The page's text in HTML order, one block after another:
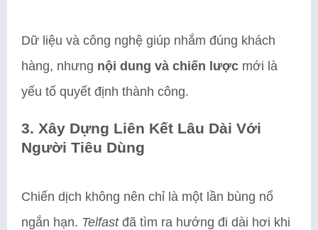
Dữ liệu và công nghệ giúp nhắm đúng khách
hàng, nhưng nội dung và chiến lược mới là
yếu tố quyết định thành công.
3. Xây Dựng Liên Kết Lâu Dài Với
Người Tiêu Dùng
Chiến dịch không nên chỉ là một lần bùng nổ
ngắn hạn. Telfastđã tìm ra hướng đi dài hơi khi